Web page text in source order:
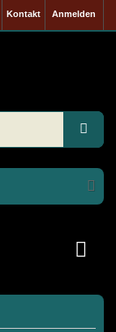
Anmelden
Kontakt